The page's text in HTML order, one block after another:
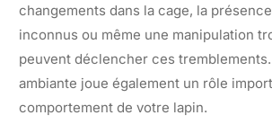
changements dans la cage, la présence
inconnus ou même une manipulation
peuvent déclencher ces
ambiante joue également un rôle
comportement de votre lapin.